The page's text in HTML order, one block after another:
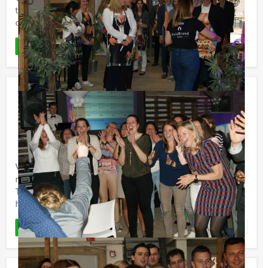
tussendoor ook nog leuke hilarische Crazy 88
opdrachten ...
LEES MEER Favoriet
Speurtocht Brunch Eindhoven
Vanaf€ 52,50 p.p. excl. BTW
Vanaf 12 personen ‐ 4 uur en 30 minuten
Vandaag doen we een speurtocht en brunch tegelijk,
met de Speurtocht Brunch in Eindhoven, van Holland
Tour Guides. We beginnen deze middag met een
heerlijk voorgerecht in ...
LEES MEER Favoriet